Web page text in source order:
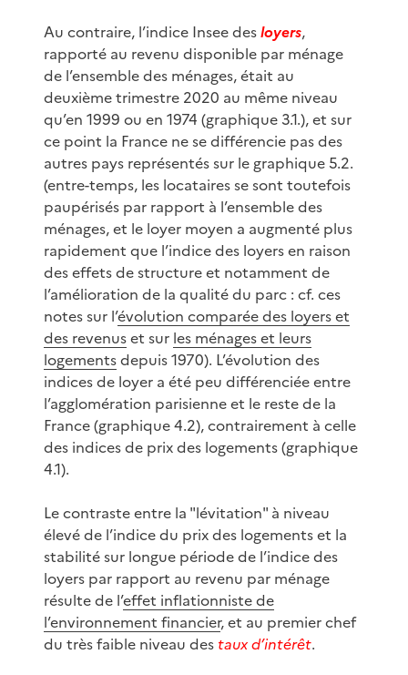
Au contraire, l’indice Insee desloyers,
rapporté au revenu disponible par ménage
de l’ensemble des ménages, était au
deuxième trimestre 2020 au même niveau
qu’en 1999 ou en 1974 (graphique 3.1.), et sur
ce point la France ne se différencie pas des
autres pays représentés sur le graphique 5.2.
(entre-temps, les locataires se sont toutefois
paupérisés par rapport à l’ensemble des
ménages, et le loyer moyen a augmenté plus
rapidement que l’indice des loyers en raison
des effets de structure et notamment de
l’amélioration de la qualité du parc : cf. ces
notes sur l’évolution comparée des loyers et
des revenuset sur les ménages et leurs
logementsdepuis 1970). L’évolution des
indices de loyer a été peu différenciée entre
l’agglomération parisienne et le reste de la
France (graphique 4.2), contrairement à celle
des indices de prix des logements (graphique
4.1).
Le contraste entre la "lévitation" à niveau
élevé de l’indice du prix des logements et la
stabilité sur longue période de l’indice des
loyers par rapport au revenu par ménage
résulte de l’effet inflationniste de
l’environnement financier, et au premier chef
du très faible niveau des taux d’intérêt.